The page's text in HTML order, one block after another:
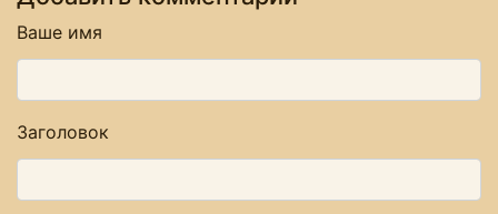
Ваше имя
Заголовок